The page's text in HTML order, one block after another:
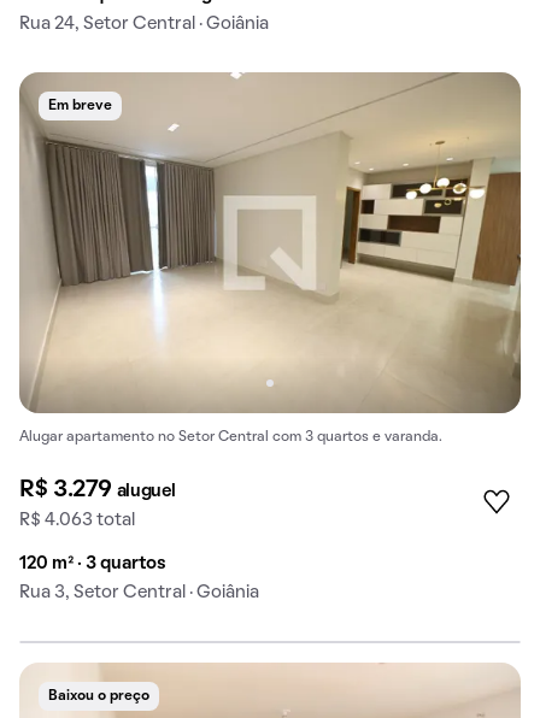
Rua 24, Setor Central · Goiânia
Em breve
Alugar apartamento no Setor Central com 3 quartos e varanda.
R$ 3.279 aluguel
R$ 4.063 total
120 m² · 3 quartos
Rua 3, Setor Central · Goiânia
Baixou o preço